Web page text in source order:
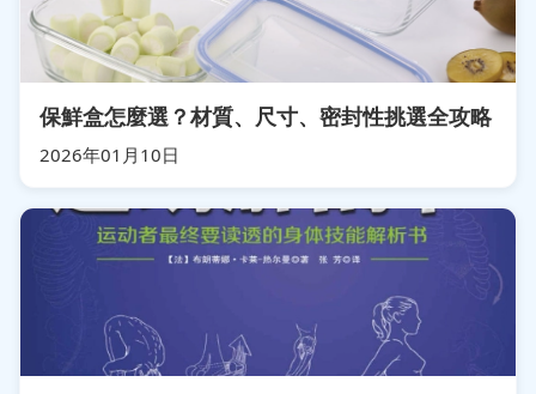
保鮮盒怎麼選？材質、尺寸、密封性挑選全攻略
2026年01月10日